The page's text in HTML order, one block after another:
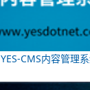
YES-CMS内容管理